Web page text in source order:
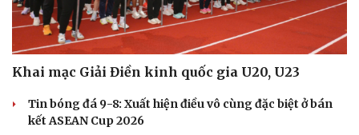
Khai mạc Giải Điền kinh quốc gia U20, U23
Tin bóng đá 9-8: Xuất hiện điều vô cùng đặc biệt ở bán
kết ASEAN Cup 2026